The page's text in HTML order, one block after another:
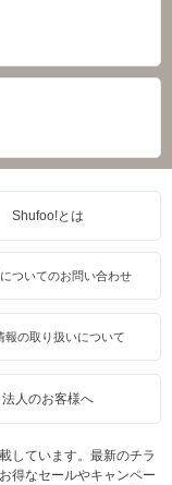
Shufoo!とは
ついてのお問い合わせ
報の取り扱いについて
法人のお客様へ
しています。最新のチラ
得なセールやキャンペー